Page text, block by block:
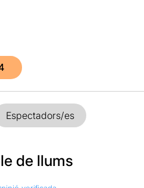
Espectadors/es
de llums